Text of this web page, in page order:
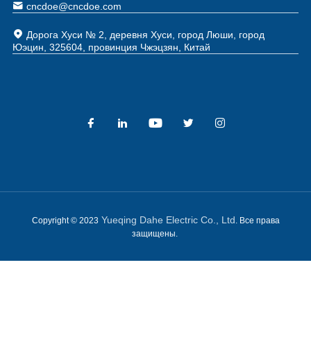
cncdoe@cncdoe.com
Дорога Хуси № 2, деревня Хуси, город Люши, город
Юэцин, 325604, провинция Чжэцзян, Китай
Copyright © 2023 Yueqing Dahe Electric Co., Ltd. Все права
защищены.